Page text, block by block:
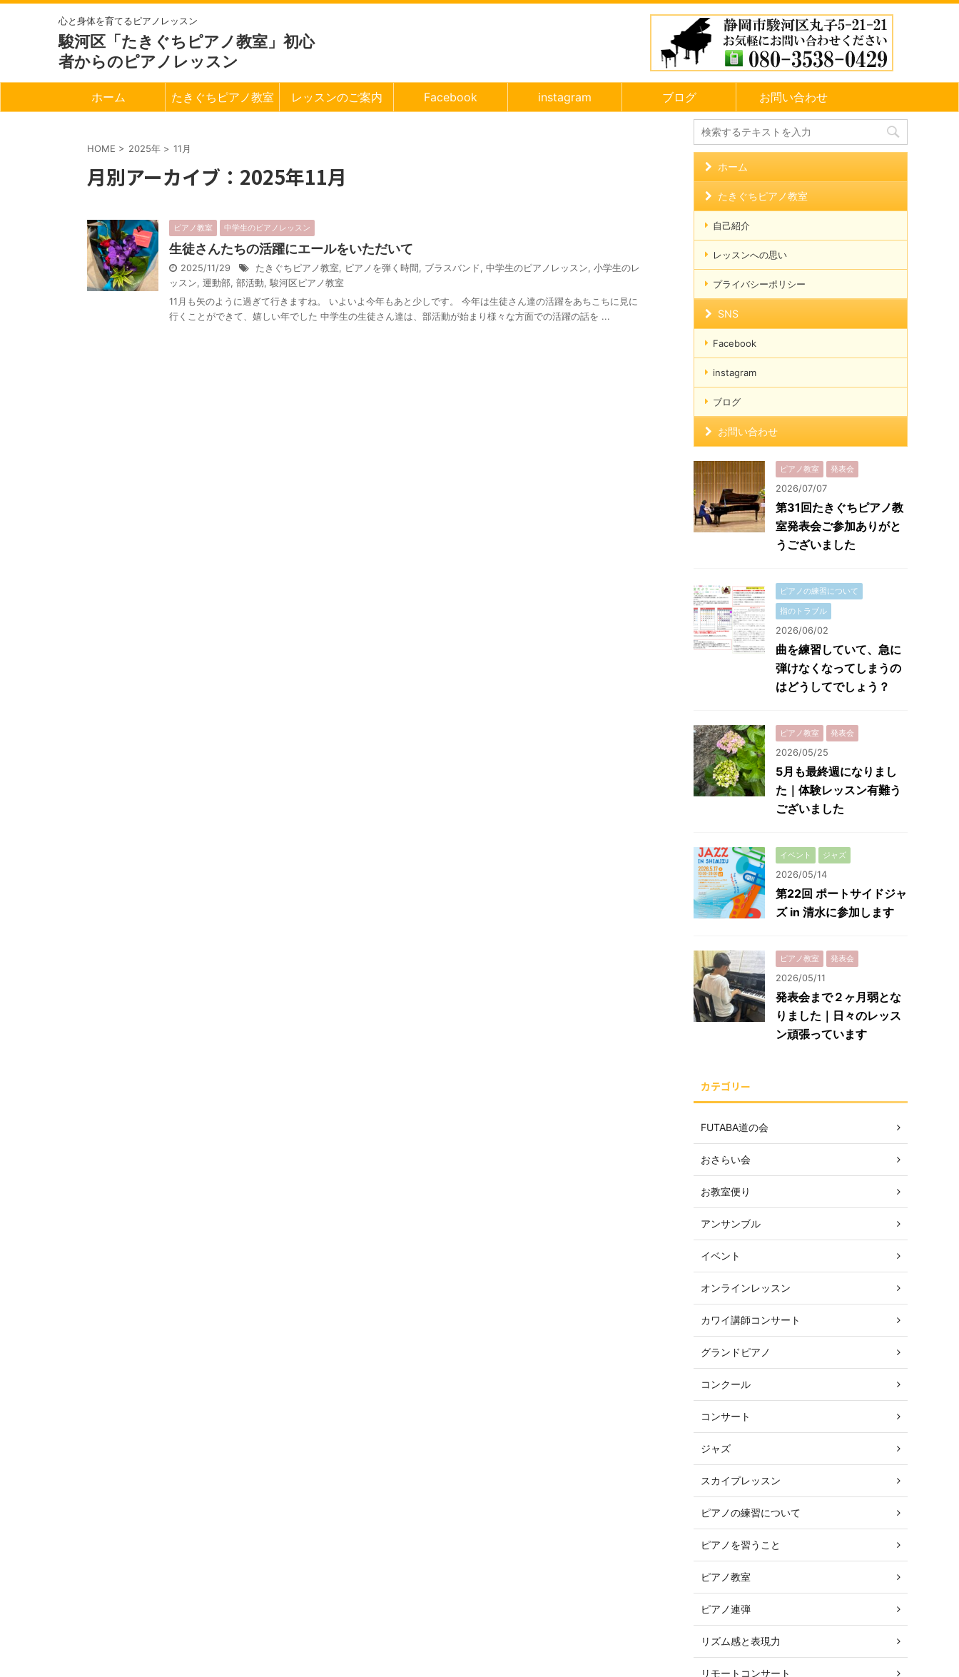
心と身体を育てるピアノレッスン
駿河区「たきぐちピアノ教室」初心
者からのピアノレッスン
ホーム たきぐちピアノ教室 レッスンのご案内 Facebook instagram ブログ お問い合わせ
HOME > 2025年 > 11月
月別アーカイブ：2025年11月
ピアノ教室 中学生のピアノレッスン
生徒さんたちの活躍にエールをいただいて
2025/11/29 たきぐちピアノ教室, ピアノを弾く時間 , ブラスバンド, 中学生のピアノレッスン, 小学生のレ
ッスン, 運動部, 部活動, 駿河区ピアノ教室
11月も矢のように過ぎて行きますね。 いよいよ今年もあと少しです。 今年は生徒さん達の活躍をあちこちに見に
行くことができて、嬉しい年でした 中学生の生徒さん達は、部活動が始まり様々な方面での活躍の話を ...
ホーム
たきぐちピアノ教室
自己紹介
レッスンへの思い
プライバシーポリシー
SNS
Facebook
instagram
ブログ
お問い合わせ
ピアノ教室 発表会
2026/07/07
第31回たきぐちピアノ教
室発表会ご参加ありがと
うございました
ピアノの練習について
指のトラブル
2026/06/02
曲を練習していて、急に
弾けなくなってしまうの
はどうしてでしょう？
ピアノ教室 発表会
2026/05/25
5月も最終週になりまし
た｜体験レッスン有難う
ございました
イベント ジャズ
2026/05/14
第22回 ポートサイドジャ
ズ in 清水に参加します
ピアノ教室 発表会
2026/05/11
発表会まで２ヶ月弱とな
りました｜日々のレッス
ン頑張っています
カテゴリー
FUTABA道の会
おさらい会
お教室便り
アンサンブル
イベント
オンラインレッスン
カワイ講師コンサート
グランドピアノ
コンクール
コンサート
ジャズ
スカイプレッスン
ピアノの練習について
ピアノを習うこと
ピアノ教室
ピアノ連弾
リズム感と表現力
リモートコンサート